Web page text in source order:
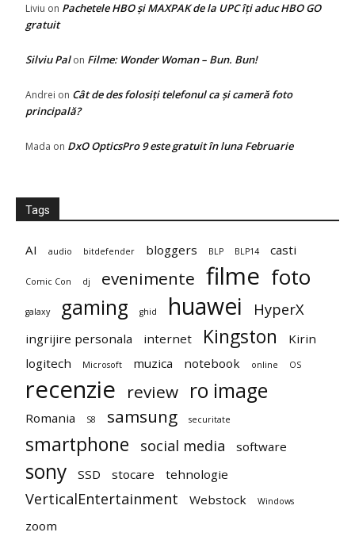
Liviu on Pachetele HBO și MAXPAK de la UPC îți aduc HBO GO
gratuit
Silviu Palon Filme: Wonder Woman – Bun. Bun!
Andrei on Cât de des folosiți telefonul ca și cameră foto
principală?
Mada on DxO OpticsPro 9 este gratuit în luna Februarie
Tags
AI audio bitdefender bloggers BLP BLP14 casti
Comic Con dj evenimente filme foto
galaxy gaming ghid huawei HyperX
ingrijire personala internet Kingston
Kirin
logitech
Microsoft muzica notebook online OS
recenzie review ro image
Romania S8 samsung securitate
smartphone social media software
sony SSD stocare tehnologie
VerticalEntertainment Webstock Windows
zoom